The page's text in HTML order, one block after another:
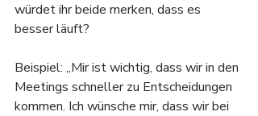
würdet ihr beide merken, dass es
besser läuft?
Beispiel: „Mir ist wichtig, dass wir in den
Meetings schneller zu Entscheidungen
kommen. Ich wünsche mir, dass wir bei